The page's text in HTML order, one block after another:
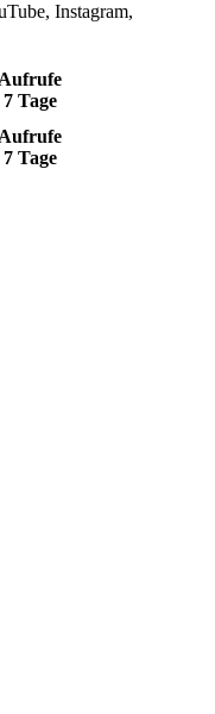
Instagram,
Aufrufe
7 Tage
Aufrufe
7 Tage